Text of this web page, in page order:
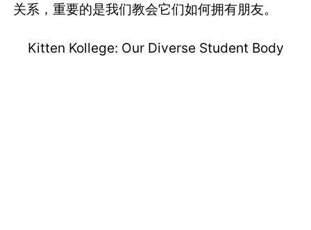
关系，重要的是我们教会它们如何拥有朋友。
Kitten Kollege: Our Diverse Student Body